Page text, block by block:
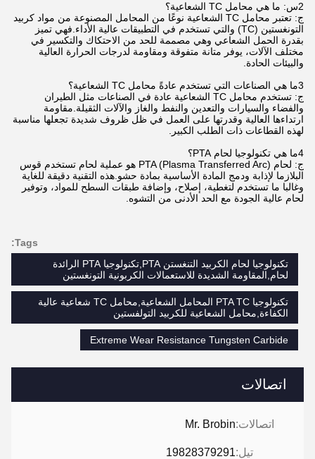
اتصالات
اتصالات:Mr. Brobin
تيل:19828379291
2س: ما هي محامل TC الشعاعية؟
ج: تعتبر محامل TC الشعاعية نوعًا من المحامل المصنوعة من مواد كربيد
التونغستين (TC) والتي تستخدم في التطبيقات عالية الأداء.فهي تميز
بقدرة الحمل الشعاعي وهي مصممة للحد من الاحتكاك والتكسير في
مختلف الآلات، يوفر متانة متفوقة ومقاومة لدرجات الحرارة العالية
والبيئات الحادة.
3ما هي الصناعات التي تستخدم عادةً محامل TC الشعاعية؟
ج: تستخدم محامل TC الشعاعية عادة في الصناعات مثل الطيران
والفضاء والسيارات والتعدين والنفط والغاز والآلات الثقيلة.مقاومة
ارتداءها العالية وقدرتها على العمل في ظل ظروف شديدة تجعلها مناسبة
لهذه القطاعات ذات الطلب الكبير.
4ما هي تكنولوجيا لحام PTA؟
ج: لحام PTA (Plasma Transferred Arc) هو عملية لحام تستخدم قوس
البلازما لإذابة ودمج المادة الأساسية بمادة حشو.هذه التقنية دقيقة للغاية
وغالبا ما تستخدم لتغطية، إصلاح، وإضافة طبقات السطح للمواد، وتوفير
لحام عالية الجودة مع الحد الأدنى من التشوه.
Tags:
تكنولوجيا لحام الكربيد التنغستن PTA,تكنولوجيا PTA الرائدة
لحام,المقاومة الشديدة للاستعمالات الكربونية التونغستين
تكنولوجيا PTA TC المحامل الشعاعية,محامل TC شعاعية عالية
الكفاءة,محامل الشعاعية للكربيد التولفستين
Extreme Wear Resistance Tungsten Carbide